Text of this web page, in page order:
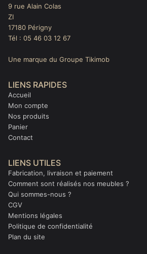
9 rue Alain Colas
ZI
17180 Périgny
Tél : 05 46 03 12 67
Une marque du Groupe Tikimob
LIENS RAPIDES
Accueil
Mon compte
Nos produits
Panier
Contact
LIENS UTILES
Fabrication, livraison et paiement
Comment sont réalisés nos meubles ?
Qui sommes-nous ?
CGV
Mentions légales
Politique de confidentialité
Plan du site